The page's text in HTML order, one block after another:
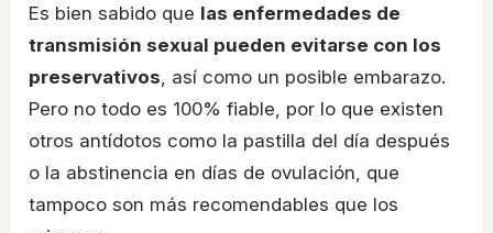
Es bien sabido que las enfermedades de
transmisión sexual pueden evitarse con los
preservativos , así como un posible embarazo.
Pero no todo es 100% fiable, por lo que existen
otros antídotos como la pastilla del día después
o la abstinencia en días de ovulación, que
tampoco son más recomendables que los